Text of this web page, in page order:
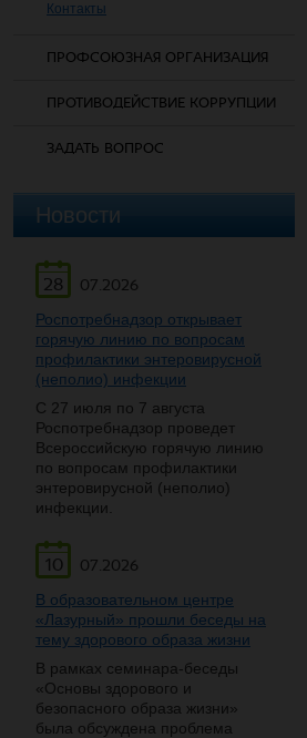
Контакты
ПРОФСОЮЗНАЯ ОРГАНИЗАЦИЯ
ПРОТИВОДЕЙСТВИЕ КОРРУПЦИИ
ЗАДАТЬ ВОПРОС
Новости
28
07.2026
Роспотребнадзор открывает
горячую линию по вопросам
профилактики энтеровирусной
(неполио) инфекции
С 27 июля по 7 августа
Роспотребнадзор проведет
Всероссийскую горячую линию
по вопросам профилактики
энтеровирусной (неполио)
инфекции.
10
07.2026
В образовательном центре
«Лазурный» прошли беседы на
тему здорового образа жизни
В рамках семинара-беседы
«Основы здорового и
безопасного образа жизни»
была обсуждена проблема